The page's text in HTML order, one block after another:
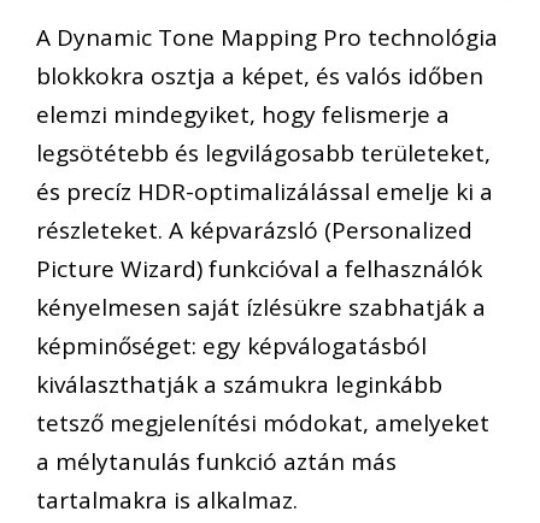
A Dynamic Tone Mapping Pro technológia
blokkokra osztja a képet, és valós időben
elemzi mindegyiket, hogy felismerje a
legsötétebb és legvilágosabb területeket,
és precíz HDR-optimalizálással emelje ki a
részleteket. A képvarázsló (Personalized
Picture Wizard) funkcióval a felhasználók
kényelmesen saját ízlésükre szabhatják a
képminőséget: egy képválogatásból
kiválaszthatják a számukra leginkább
tetsző megjelenítési módokat, amelyeket
a mélytanulás funkció aztán más
tartalmakra is alkalmaz.